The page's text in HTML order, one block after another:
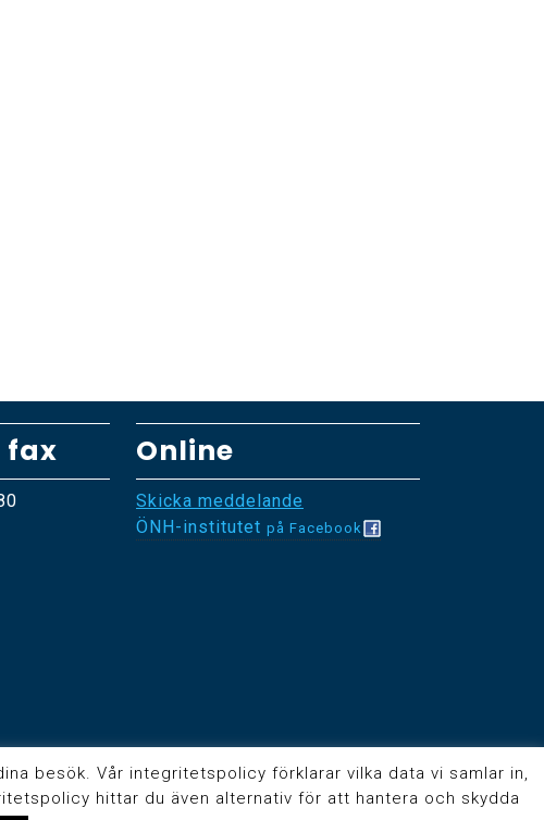
fax Online
Skicka meddelande
ÖNH-institutet på Facebook
besök. Vår integritetspolicy förklarar vilka data vi samlar in,
hittar du även alternativ för att hantera och skydda